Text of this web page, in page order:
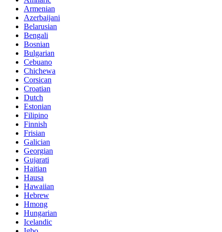
Armenian
Azerbaijani
Belarusian
Bengali
Bosnian
Bulgarian
Cebuano
Chichewa
Corsican
Croatian
Dutch
Estonian
Filipino
Finnish
Frisian
Galician
Georgian
Gujarati
Haitian
Hausa
Hawaiian
Hebrew
Hmong
Hungarian
Icelandic